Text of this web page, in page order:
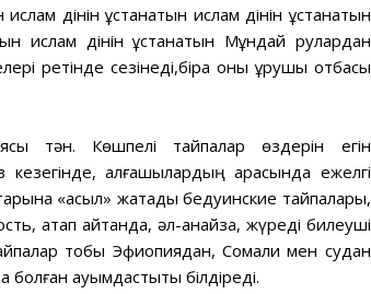
дінін ұстанатын ислам дінін ұстанатын
ислам дінін ұстанатын Мұндай рулардан
ретінде сезінеді,бірақ оны құрушы отбасы
тән. Көшпелі тайпалар өздерін егін
алғашқылардың арасында ежелгі
«асыл» жатады бедуинские тайпалары,
атап айтқанда, әл-анайза, жүреді билеуші
тобы Эфиопиядан, Сомали мен судан
болған қауымдастықты білдіреді.